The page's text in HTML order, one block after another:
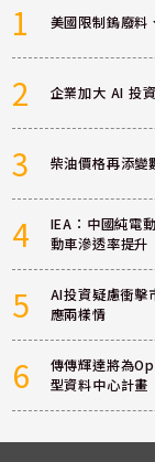
1 美國限制鎢廢料
2 企業加大 AI 投
3 柴油價格再添變
4
IEA：中國純電
動車滲透率提升
5
AI投資疑慮衝
應兩樣情
6
傳傳輝達將為
型資料中心計畫